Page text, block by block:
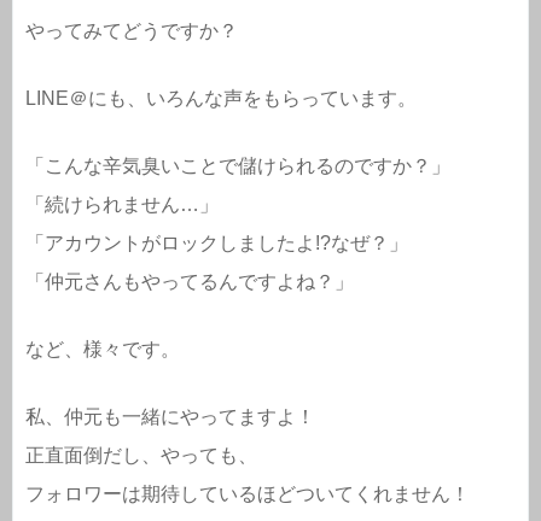
やってみてどうですか？
LINE＠にも、いろんな声をもらっています。
「こんな辛気臭いことで儲けられるのですか？」
「続けられません…」
「アカウントがロックしましたよ!?なぜ？」
「仲元さんもやってるんですよね？」
など、様々です。
私、仲元も一緒にやってますよ！
正直面倒だし、やっても、
フォロワーは期待しているほどついてくれません！